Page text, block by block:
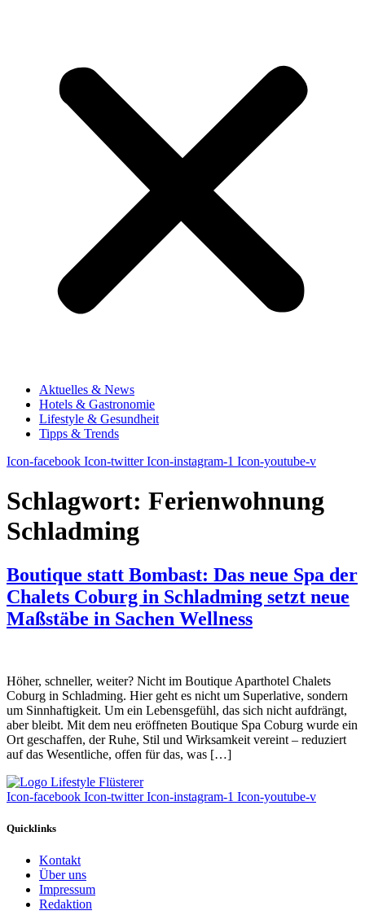
Aktuelles & News
Hotels & Gastronomie
Lifestyle & Gesundheit
Tipps & Trends
Icon-facebook Icon-twitter Icon-instagram-1 Icon-youtube-v
Schlagwort: Ferienwohnung
Schladming
Boutique statt Bombast: Das neue Spa der
Chalets Coburg in Schladming setzt neue
Maßstäbe in Sachen Wellness
Höher, schneller, weiter? Nicht im Boutique Aparthotel Chalets
Coburg in Schladming. Hier geht es nicht um Superlative, sondern
um Sinnhaftigkeit. Um ein Lebensgefühl, das sich nicht aufdrängt,
aber bleibt. Mit dem neu eröffneten Boutique Spa Coburg wurde ein
Ort geschaffen, der Ruhe, Stil und Wirksamkeit vereint – reduziert
auf das Wesentliche, offen für das, was […]
Icon-facebook Icon-twitter Icon-instagram-1 Icon-youtube-v
Quicklinks
Kontakt
Über uns
Impressum
Redaktion